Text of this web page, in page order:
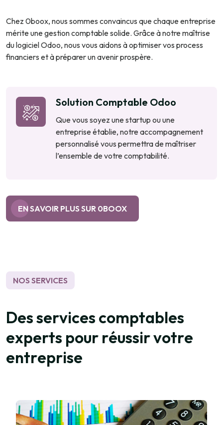
Chez 0boox, nous sommes convaincus que chaque entreprise
mérite une gestion comptable solide. Grâce à notre maîtrise
du logiciel Odoo, nous vous aidons à optimiser vos process
financiers et à préparer un avenir prospère.
Solution Comptable Odoo
Que vous soyez une startup ou une
entreprise établie, notre accompagnement
personnalisé vous permettra de maîtriser
l’ensemble de votre comptabilité.
EN SAVOIR PLUS SUR 0BOOX
NOS SERVICES
Desservices comptables
experts pour réussirvotre
entreprise